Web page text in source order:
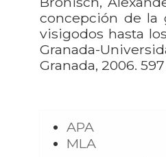
concepción de la
visigodos hasta
Granada-
Granada, 2006.
APA
MLA